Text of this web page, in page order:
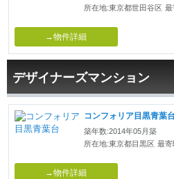
所在地:東京都世田谷区 最
→物件詳細
デザイナーズマンション
コンフォリア目黒青葉
築年数:2014年05月築
所在地:東京都目黒区 最寄
→物件詳細